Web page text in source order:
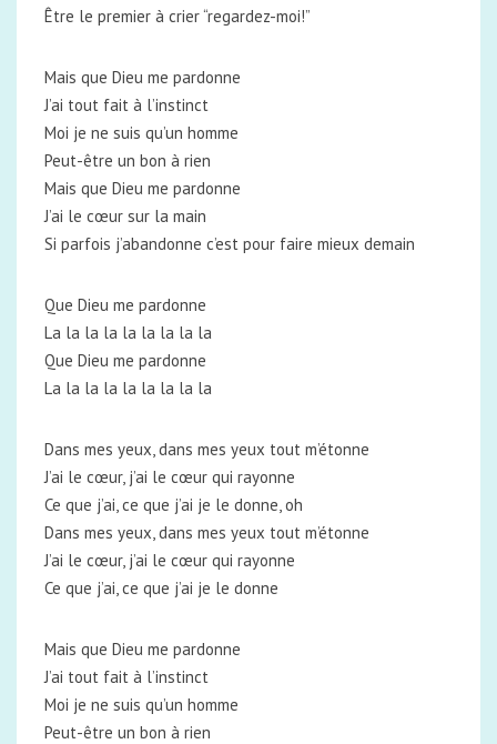
Être le premier à crier “regardez-moi!”
Mais que Dieu me pardonne
J’ai tout fait à l’instinct
Moi je ne suis qu’un homme
Peut-être un bon à rien
Mais que Dieu me pardonne
J’ai le cœur sur la main
Si parfois j’abandonne c’est pour faire mieux demain
Que Dieu me pardonne
La la la la la la la la la
Que Dieu me pardonne
La la la la la la la la la
Dans mes yeux, dans mes yeux tout m’étonne
J’ai le cœur, j’ai le cœur qui rayonne
Ce que j’ai, ce que j’ai je le donne, oh
Dans mes yeux, dans mes yeux tout m’étonne
J’ai le cœur, j’ai le cœur qui rayonne
Ce que j’ai, ce que j’ai je le donne
Mais que Dieu me pardonne
J’ai tout fait à l’instinct
Moi je ne suis qu’un homme
Peut-être un bon à rien